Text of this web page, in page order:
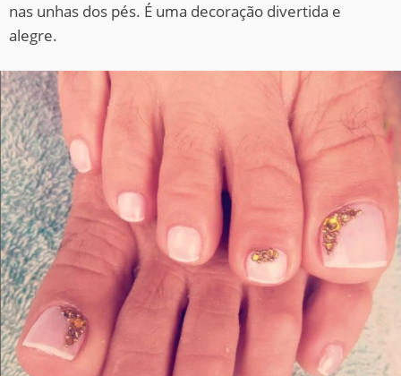
nas unhas dos pés. É uma decoração divertida e
alegre.